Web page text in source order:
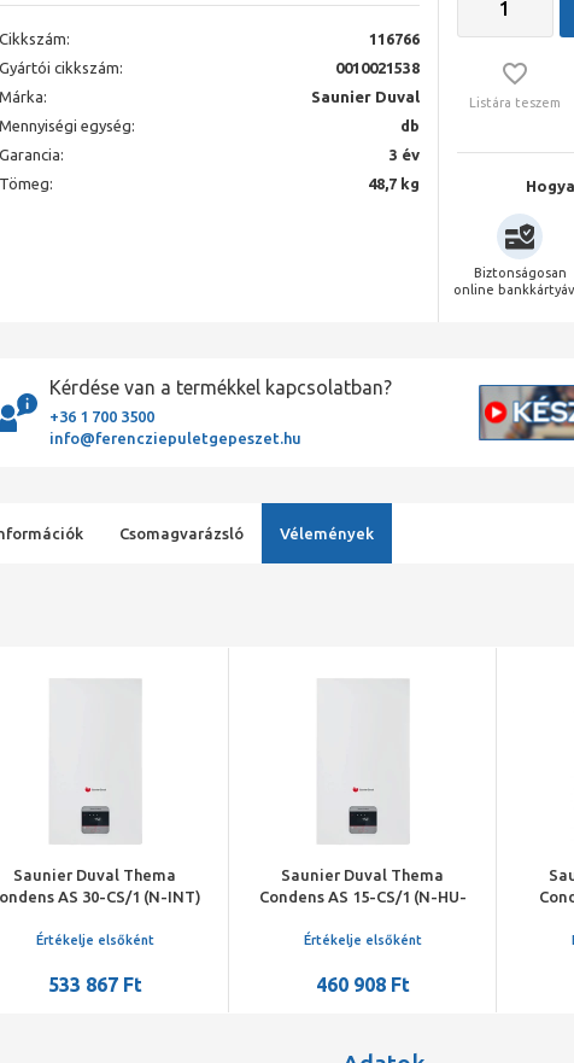
Cikkszám:
116766
Gyártói cikkszám:
0010021538
Márka:
Saunier Duval
Mennyiségi egység:
db
Garancia:
3 év
Tömeg:
48,7 kg
Listára teszem
Biztonságosan
online
Kérdése van a termékkel kapcsolatban?
+36 1 700 3500
info@ferencziepuletgepeszet.hu
Csomagvarázsló Vélemények
Saunier Duval Thema
AS 30-CS/1 (N-INT)
gázkazán
Értékelje elsőként
533 867 Ft
Saunier Duval Thema
Condens AS 15-CS/1 (N-HU-
gázkazán
Értékelje elsőként
460 908 Ft